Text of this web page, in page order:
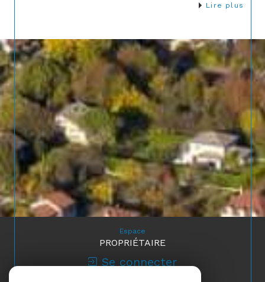
Lire plus
Espace
PROPRIÉTAIRE
Se connecter